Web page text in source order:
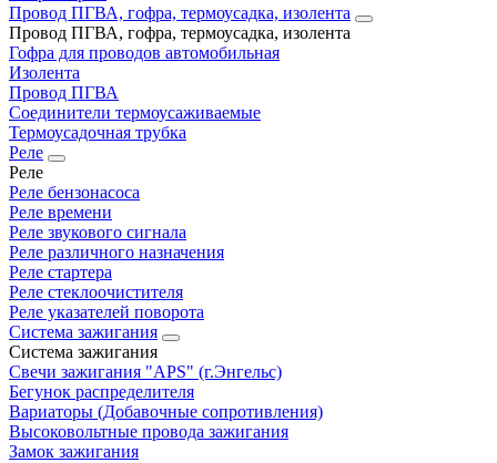
Провод ПГВА, гофра, термоусадка, изолента
Провод ПГВА, гофра, термоусадка, изолента
Гофра для проводов автомобильная
Изолента
Провод ПГВА
Соединители термоусаживаемые
Термоусадочная трубка
Реле
Реле
Реле бензонасоса
Реле времени
Реле звукового сигнала
Реле различного назначения
Реле стартера
Реле стеклоочистителя
Реле указателей поворота
Система зажигания
Система зажигания
Свечи зажигания "APS" (г.Энгельс)
Бегунок распределителя
Вариаторы (Добавочные сопротивления)
Высоковольтные провода зажигания
Замок зажигания